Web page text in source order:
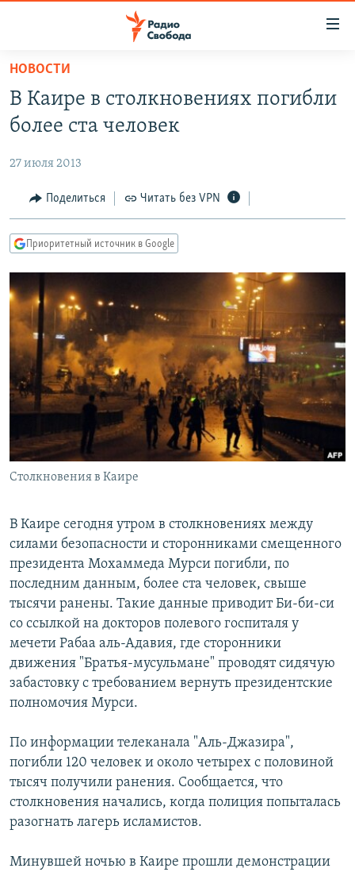
упрощенного
доступа
Вернуться
основному
Вернутся
главной
навигации
Вернутся
поиску
ПОДКАСТЫ
ЦИТАТЫ СВОБОДЫ
МНЕНИЯ
IDEL.РЕАЛИИ
КАВКАЗ.РЕАЛИИ
СЕВЕР.РЕАЛИИ
СИБИРЬ.РЕАЛИИ
РАСПИСАНИЕ ВЕЩАНИЯ
ПОДПИШИТЕСЬ НА РАССЫЛКУ
СОЦИАЛЬНЫЕ СЕТИ
Все сайты РСЕ/РС
НОВОСТИ
В Каире в столкновениях погибли
более ста человек
27 июля 2013
Поделиться Читать без VPN
Приоритетный источник в Google
Столкновения в Каире
В Каире сегодня утром в столкновениях между
силами безопасности и сторонниками смещенного
президента Мохаммеда Мурси погибли, по
последним данным, более ста человек, свыше
тысячи ранены. Такие данные приводит Би-би-си
со ссылкой на докторов полевого госпиталя у
мечети Рабаа аль-Адавия, где сторонники
движения "Братья-мусульмане" проводят сидячую
забастовку с требованием вернуть президентские
полномочия Мурси.
По информации телеканала "Аль-Джазира",
погибли 120 человек и около четырех с половиной
тысяч получили ранения. Сообщается, что
столкновения начались, когда полиция попыталась
разогнать лагерь исламистов.
Минувшей ночью в Каире прошли демонстрации